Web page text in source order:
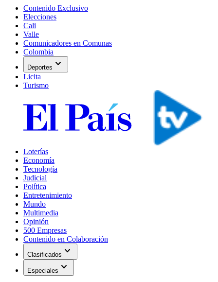
Contenido Exclusivo
Elecciones
Cali
Valle
Comunicadores en Comunas
Colombia
Deportes expand_more
Licita
Turismo
Loterías
Economía
Tecnología
Judicial
Política
Entretenimiento
Mundo
Multimedia
Opinión
500 Empresas
Contenido en Colaboración
Clasificados expand_more
Especiales expand_more